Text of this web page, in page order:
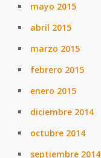
mayo 2015
abril 2015
marzo 2015
febrero 2015
enero 2015
diciembre 2014
octubre 2014
septiembre 2014